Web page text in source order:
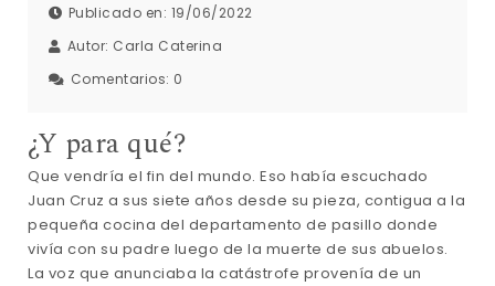
Publicado en: 19/06/2022
Autor: Carla Caterina
Comentarios: 0
¿Y para qué?
Que vendría el fin del mundo. Eso había escuchado
Juan Cruz a sus siete años desde su pieza, contigua a la
pequeña cocina del departamento de pasillo donde
vivía con su padre luego de la muerte de sus abuelos.
La voz que anunciaba la catástrofe provenía de un